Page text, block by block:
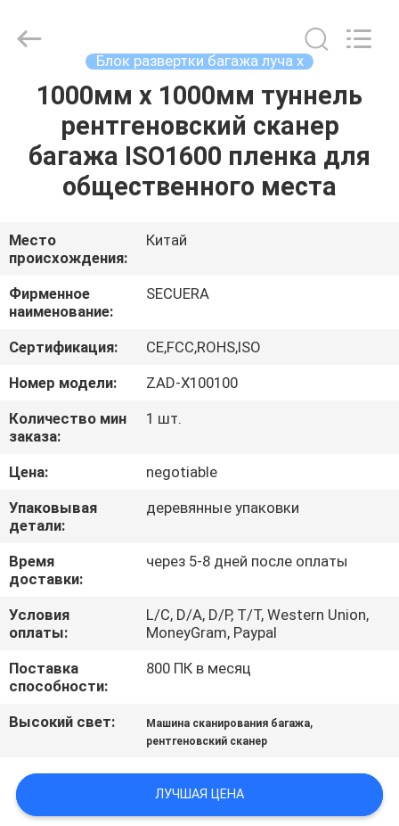
ДОМ
ПРОДУКТЫ
НАС
ПУТЕШЕСТВИЕ
ФАБРИКИ
ПРОВЕРКА
КАЧЕСТВА
СВЯЖИТЕСЬ
МЫ
СПРОСИТЕ
ЦИТАТУ
КАРТА
САЙТА
PRIVACY
Rights
Блок развертки багажа луча x
1000мм х 1000мм туннель
рентгеновский сканер
багажа ISO1600 пленка для
общественного места
Место
происхождения:
Китай
Фирменное
наименование:
SECUERA
Сертификация:
CE,FCC,ROHS,ISO
Номер модели:
ZAD-X100100
Количество мин
заказа:
1 шт.
Цена:
negotiable
Упаковывая
детали:
деревянные упаковки
Время
доставки:
через 5-8 дней после оплаты
Условия
оплаты:
L/C, D/A, D/P, T/T, Western Union,
MoneyGram, Paypal
Поставка
способности:
800 ПК в месяц
Высокий свет: Машина сканирования багажа,
рентгеновский сканер
ЛУЧШАЯ ЦЕНА